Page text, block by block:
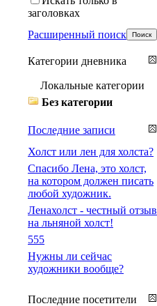
заголовках
Расширенный поиск
Категории дневника
Локальные категории
Без категории
Последние записи
Холст или лен для холста?
Спасибо Лена, это холст,
на котором должен писать
любой художник.
Ленахолст - честный отзыв
на льняной холст!
555
Нужны ли сейчас
художники вообще?
Последние посетители